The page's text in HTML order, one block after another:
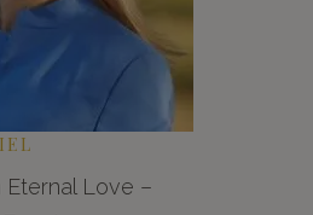
Eternal Love –